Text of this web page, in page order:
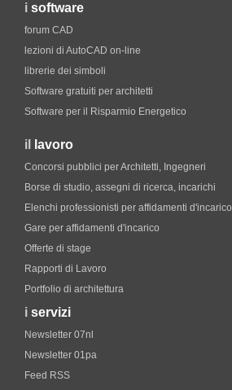
i software
forum CAD
lezioni di AutoCAD on-line
librerie dei simboli
Software gratuiti per architetti
Software per il Risparmio Energetico
il lavoro
Concorsi pubblici per Architetti, Ingegneri
Borse di studio, assegni di ricerca, incarichi
Elenchi professionisti per affidamenti d'incarico
Gare per affidamenti d'incarico
Offerte di stage
Rapporti di Lavoro
Portfolio di architettura
i servizi
Newsletter 07nl
Newsletter 01pa
Feed RSS